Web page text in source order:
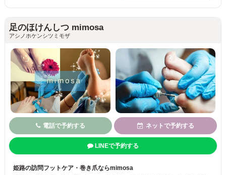
足のほけんしつ mimosa
アシノホケンシツミモザ
電話で予約する ネットで予約する
LINEで予約する
姫路の訪問フットケア・巻き爪ならmimosa